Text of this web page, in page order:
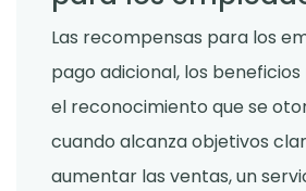
Las recompensas para los
pago adicional, los
el reconocimiento que se
cuando alcanza objetivos
aumentar las ventas, un